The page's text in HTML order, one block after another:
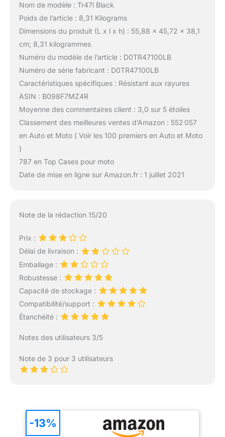
Nom de modèle : Tr47l Black
Poids de l’article : 8,31 Kilograms
Dimensions du produit (L x l x h) : 55,88 x 45,72 x 38,1
cm; 8,31 kilogrammes
Numéro du modèle de l’article : D0TR47100LB
Numéro de série fabricant : D0TR47100LB
Caractéristiques spécifiques : Résistant aux rayures
ASIN : B098F7MZ4R
Moyenne des commentaires client : 3,0 sur 5 étoiles
Classement des meilleures ventes d’Amazon : 552 057
en Auto et Moto ( Voir les 100 premiers en Auto et Moto
)
787 en Top Cases pour moto
Date de mise en ligne sur Amazon.fr : 1 juillet 2021
Note de la rédaction 15/20
Prix :
Délai de livraison :
Emballage :
Robustesse :
Capacité de stockage :
Compatibilité/support :
Étanchéité :
Notes des utilisateurs 3/5
Note de 3 pour 3 utilisateurs
-13%